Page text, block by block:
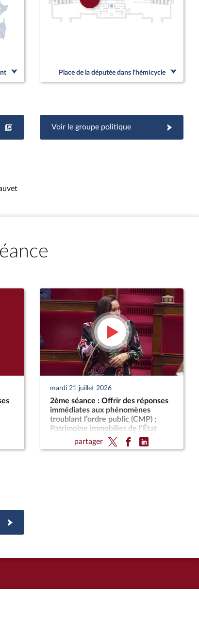
Place de la députée dans l'hémicycle
Voir le groupe politique
mardi 21 juillet 2026
2ème séance : Offrir des réponses
immédiates aux phénomènes
troublant l’ordre public (CMP) ;
Patrimoine immobilier de l’État
partager